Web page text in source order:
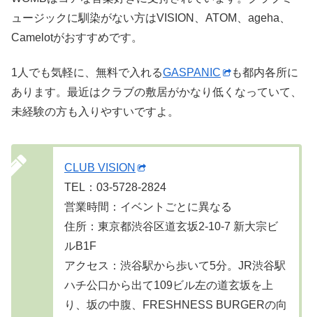
ュージックに馴染がない方はVISION、ATOM、ageha、
Camelotがおすすめです。
1人でも気軽に、無料で入れるGASPANIC
も都内各所に
あります。最近はクラブの敷居がかなり低くなっていて、
未経験の方も入りやすいですよ。
CLUB VISION
TEL：03-5728-2824
営業時間：イベントごとに異なる
住所：東京都渋谷区道玄坂2-10-7 新大宗ビ
ルB1F
アクセス：渋谷駅から歩いて5分。JR渋谷駅
ハチ公口から出て109ビル左の道玄坂を上
り、坂の中腹、FRESHNESS BURGERの向